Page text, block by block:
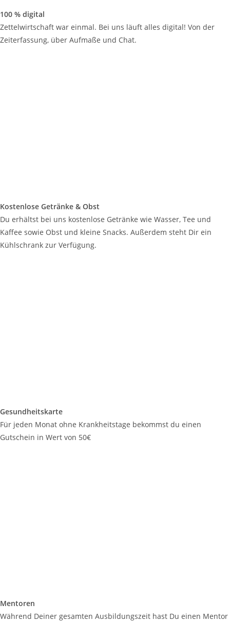
100 % digital
Zettelwirtschaft war einmal. Bei uns läuft alles digital! Von der
Zeiterfassung, über Aufmaße und Chat.
Kostenlose Getränke & Obst
Du erhältst bei uns kostenlose Getränke wie Wasser, Tee und
Kaffee sowie Obst und kleine Snacks. Außerdem steht Dir ein
Kühlschrank zur Verfügung.
Gesundheitskarte
Für jeden Monat ohne Krankheitstage bekommst du einen
Gutschein in Wert von 50€
Mentoren
Während Deiner gesamten Ausbildungszeit hast Du einen Mentor